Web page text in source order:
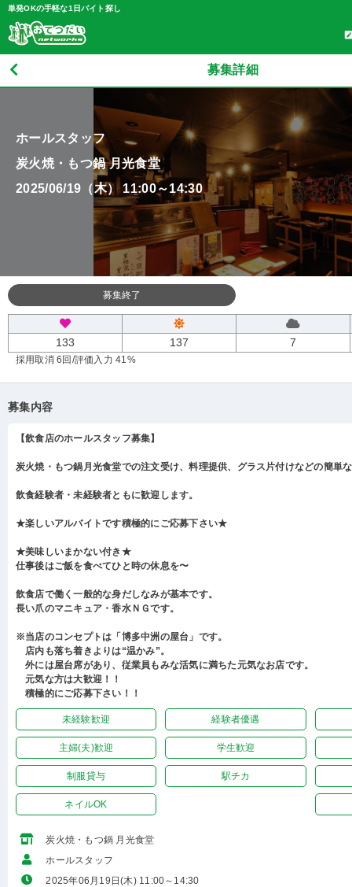
単発OKの手軽な1日バイト探し
募集詳細
ホールスタッフ
炭火焼・もつ鍋 月光食堂
2025/06/19（木） 11:00～14:30
募集終了
133 137 7
採用取消 6回 /評価入力 41%
募集内容
【飲食店のホールスタッフ募集】
炭火焼・もつ鍋月光食堂での注文受け、料理提供、グラス片付けなどの簡単
飲食経験者・未経験者ともに歓迎します。
★楽しいアルバイトです積極的にご応募下さい★
★美味しいまかない付き★
仕事後はご飯を食べてひと時の休息を〜
飲食店で働く一般的な身だしなみが基本です。
長い爪のマニキュア・香水ＮＧです。
※当店のコンセプトは「博多中洲の屋台」です。
店内も落ち着きよりは“温かみ”。
外には屋台席があり、従業員もみな活気に満ちた元気なお店です。
元気な方は大歓迎！！
積極的にご応募下さい！！
未経験歓迎 経験者優遇
主婦(夫)歓迎 学生歓迎
制服貸与 駅チカ
ネイルOK
炭火焼・もつ鍋 月光食堂
ホールスタッフ
2025年06月19日(木) 11:00～14:30